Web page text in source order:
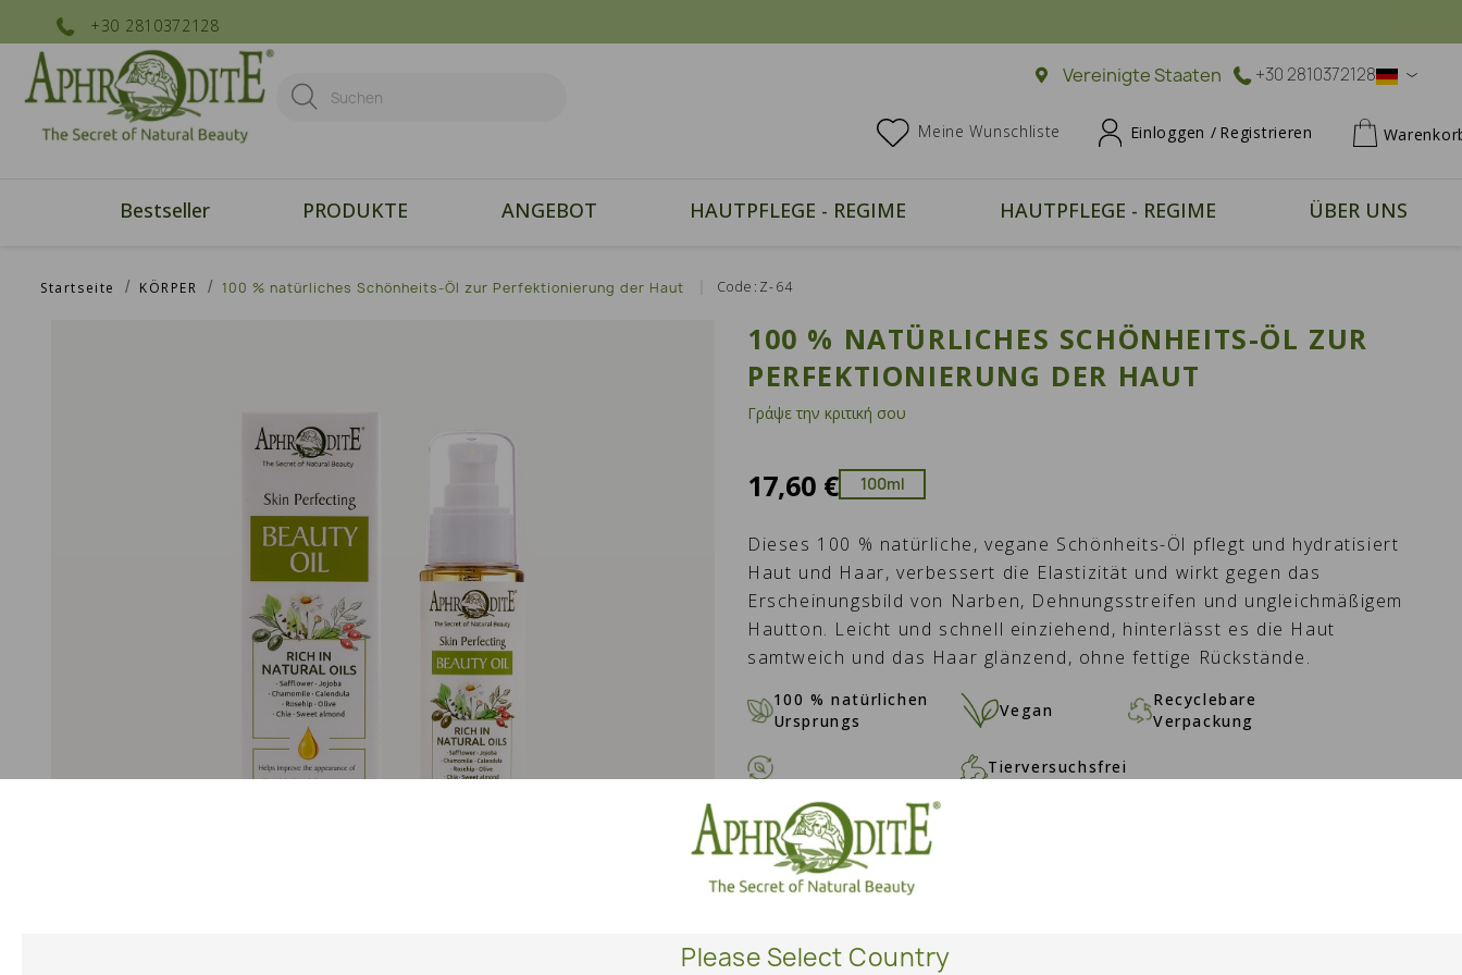
+30 2810372128
Vereinigte Staaten
Please Select Country
+30 2810372128
Meine Wunschliste Einloggen / Registrieren
Bestseller PRODUKTE ANGEBOT HAUTPFLEGE - REGIME HAUTPFLEGE - REGIME ÜBER UNS
Startseite KÖRPER 100 % natürliches Schönheits-Öl zur Perfektionierung der Haut Code:Z-64
100 % NATÜRLICHES SCHÖNHEITS-ÖL ZUR
PERFEKTIONIERUNG DER HAUT
Γράψε την κριτική σου
17,60 € 100ml
Dieses 100 % natürliche, vegane Schönheits-Öl pflegt und hydratisiert
Haut und Haar, verbessert die Elastizität und wirkt gegen das
Erscheinungsbild von Narben, Dehnungsstreifen und ungleichmäßigem
Hautton. Leicht und schnell einziehend, hinterlässt es die Haut
samtweich und das Haar glänzend, ohne fettige Rückstände.
100 % natürlichen
Ursprungs
Vegan
Recyclebare
Verpackung
Tierversuchsfrei
MENGE
IN DEN WARENKORB -